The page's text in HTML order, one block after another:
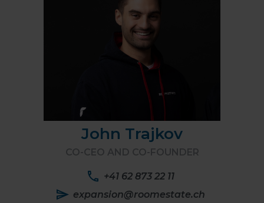
John Trajkov
CO-CEO AND CO-FOUNDER
+41 62 873 22 11
expansion@roomestate.ch